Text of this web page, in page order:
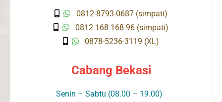
0812-8793-0687 (simpati)
0812 168 168 96 (simpati)
0878-5236-3119 (XL)
Cabang Bekasi
Senin – Sabtu (08.00 – 19.00)